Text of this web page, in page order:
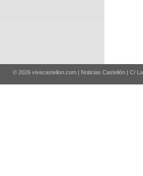
© 2026 vivecastellon.com | Noticias Castellón | C/